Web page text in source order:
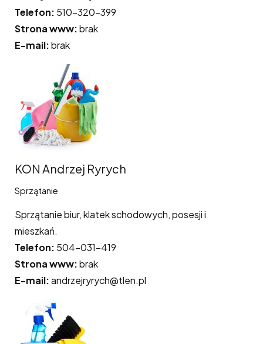
Telefon: 510-320-399
Strona www:brak
E-mail:brak
KON Andrzej Ryrych
Sprzątanie
Sprzątanie biur, klatek schodowych, posesji i
mieszkań.
Telefon: 504-031-419
Strona www:brak
E-mail:andrzejryrych@tlen.pl